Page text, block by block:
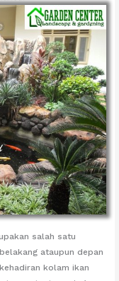
salah satu
ataupun depan
kolam ikan